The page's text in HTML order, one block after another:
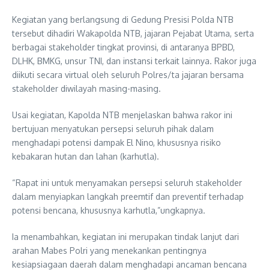
Kegiatan yang berlangsung di Gedung Presisi Polda NTB
tersebut dihadiri Wakapolda NTB, jajaran Pejabat Utama, serta
berbagai stakeholder tingkat provinsi, di antaranya BPBD,
DLHK, BMKG, unsur TNI, dan instansi terkait lainnya. Rakor juga
diikuti secara virtual oleh seluruh Polres/ta jajaran bersama
stakeholder diwilayah masing-masing.
Usai kegiatan, Kapolda NTB menjelaskan bahwa rakor ini
bertujuan menyatukan persepsi seluruh pihak dalam
menghadapi potensi dampak El Nino, khususnya risiko
kebakaran hutan dan lahan (karhutla).
“Rapat ini untuk menyamakan persepsi seluruh stakeholder
dalam menyiapkan langkah preemtif dan preventif terhadap
potensi bencana, khususnya karhutla,”ungkapnya.
Ia menambahkan, kegiatan ini merupakan tindak lanjut dari
arahan Mabes Polri yang menekankan pentingnya
kesiapsiagaan daerah dalam menghadapi ancaman bencana